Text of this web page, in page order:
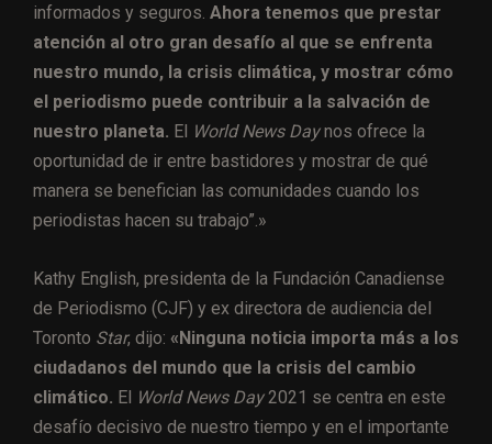
informados y seguros. Ahora tenemos que prestar
atención al otro gran desafío al que se enfrenta
nuestro mundo, la crisis climática, y mostrar cómo
el periodismo puede contribuir a la salvación de
nuestro planeta. El World News Daynos ofrece la
oportunidad de ir entre bastidores y mostrar de qué
manera se benefician las comunidades cuando los
periodistas hacen su trabajo”.»
Kathy English, presidenta de la Fundación Canadiense
de Periodismo (CJF) y ex directora de audiencia del
Toronto Star, dijo: «Ninguna noticia importa más a los
ciudadanos del mundo que la crisis del cambio
climático. El World News Day2021 se centra en este
desafío decisivo de nuestro tiempo y en el importante